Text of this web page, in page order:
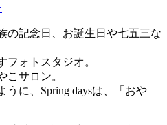
の記念日、お誕生日や七五三な
フォトスタジオ。
こサロン。
に、Spring daysは、「おや